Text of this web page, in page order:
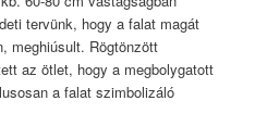
tervünk, hogy a falat magát
meghiúsult. Rögtönzött
az ötlet, hogy a megbolygatott
a falat szimbolizáló